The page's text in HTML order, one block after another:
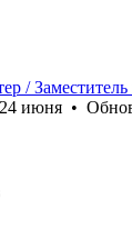
/ Заместитель
24 июня •